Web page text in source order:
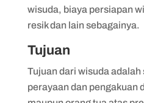
wisuda, biaya persiapan
resik dan lain sebagainya.
Tujuan
Tujuan dari wisuda adalah
perayaan dan pengakuan